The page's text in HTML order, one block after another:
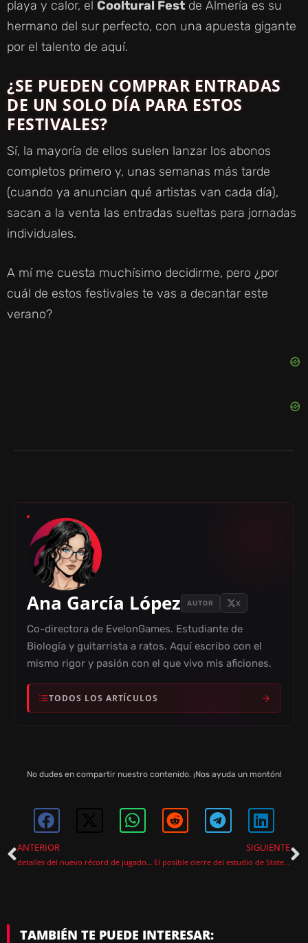
playa y calor, el Cooltural Fest de Almería es su
hermano del sur perfecto, con una apuesta gigante
por el talento de aquí.
¿SE PUEDEN COMPRAR ENTRADAS
DE UN SOLO DÍA PARA ESTOS
FESTIVALES?
Sí, la mayoría de ellos suelen lanzar los abonos
completos primero y, unas semanas más tarde
(cuando ya anuncian qué artistas van cada día),
sacan a la venta las entradas sueltas para jornadas
individuales.
A mí me cuesta muchísimo decidirme, pero ¿por
cuál de estos festivales te vas a decantar este
verano?
Ana García López AUTOR X
Co-directora de EvelonGames. Estudiante de
Biología y guitarrista a ratos. Aquí escribo con el
mismo rigor y pasión con el que vivo mis aficiones.
TODOS LOS ARTÍCULOS
No dudes en compartir nuestro contenido. ¡Nos ayuda un montón!
ANTERIOR
detalles del nuevo récord de jugadores de Cyberpunk 2077 en steam
SIGUIENTE
El posible cierre del estudio de State of Decay 3 tras los nuevos despidos en Xbox
TAMBIÉN TE PUEDE INTERESAR: